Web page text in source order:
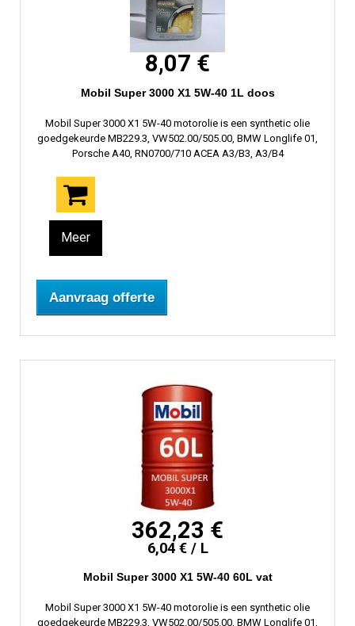
8,07 €
Mobil Super 3000 X1 5W-40 1L doos
Mobil Super 3000 X1 5W-40 motorolie is een synthetic olie
goedgekeurde MB229.3, VW502.00/505.00, BMW Longlife 01,
Porsche A40, RN0700/710 ACEA A3/B3, A3/B4
Meer
Aanvraag offerte
362,23 €
6,04 € / L
Mobil Super 3000 X1 5W-40 60L vat
Mobil Super 3000 X1 5W-40 motorolie is een synthetic olie
goedgekeurde MB229.3, VW502.00/505.00, BMW Longlife 01,